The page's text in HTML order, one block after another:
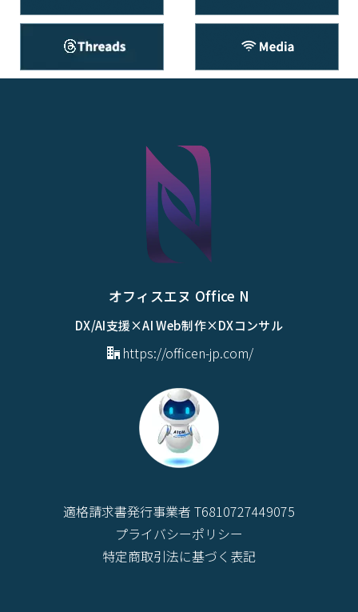
オフィスエヌ Office N
DX/AI支援×AI Web制作×DXコンサル
https://officen-jp.com/
適格請求書発行事業者 T6810727449075
プライバシーポリシー
特定商取引法に基づく表記